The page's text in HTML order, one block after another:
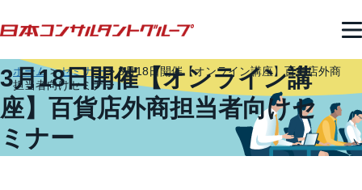
ホーム>セミナー>3月18日開催【オンライン講座】百貨店外商
担当者向けセミナー
3月18日開催【オンライン講
座】百貨店外商担当者向けセ
ミナー